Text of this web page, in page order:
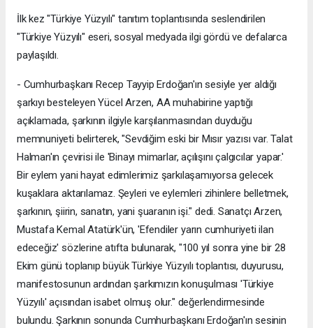
İlk kez "Türkiye Yüzyılı" tanıtım toplantısında seslendirilen
"Türkiye Yüzyılı" eseri, sosyal medyada ilgi gördü ve defalarca
paylaşıldı.
- Cumhurbaşkanı Recep Tayyip Erdoğan'ın sesiyle yer aldığı
şarkıyı besteleyen Yücel Arzen, AA muhabirine yaptığı
açıklamada, şarkının ilgiyle karşılanmasından duyduğu
memnuniyeti belirterek, "Sevdiğim eski bir Mısır yazısı var. Talat
Halman'ın çevirisi ile 'Binayı mimarlar, açılışını çalgıcılar yapar.'
Bir eylem yani hayat edimlerimiz şarkılaşamıyorsa gelecek
kuşaklara aktarılamaz. Şeyleri ve eylemleri zihinlere belletmek,
şarkının, şiirin, sanatın, yani şuaranın işi." dedi. Sanatçı Arzen,
Mustafa Kemal Atatürk'ün, 'Efendiler yarın cumhuriyeti ilan
edeceğiz' sözlerine atıfta bulunarak, "100 yıl sonra yine bir 28
Ekim günü toplanıp büyük Türkiye Yüzyılı toplantısı, duyurusu,
manifestosunun ardından şarkımızın konuşulması 'Türkiye
Yüzyılı' açısından isabet olmuş olur." değerlendirmesinde
bulundu. Şarkının sonunda Cumhurbaşkanı Erdoğan'ın sesinin